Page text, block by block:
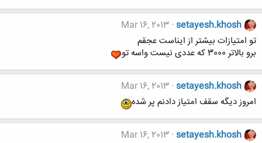
setayesh.khosh
Mar 16, 2013
تو امتیازات بیشتر از ایناست عجقم
برو بالاتر 3000 که عددی نیست واسه تو
setayesh.khosh
Mar 16, 2013
امروز دیگه سقف امتیاز دادنم پر شده
setayesh.khosh
Mar 16, 2013